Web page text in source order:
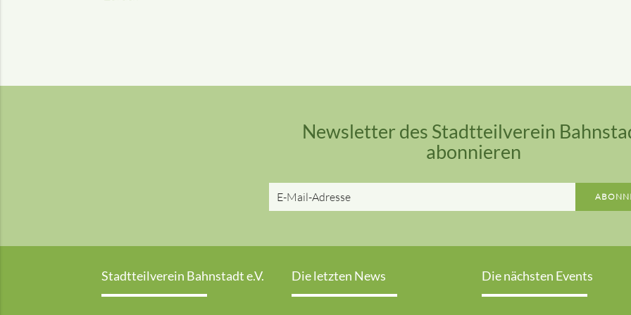
Newsletter des Stadtteilverein
abonnieren
Stadtteilverein Bahnstadt e.V. Die letzten News Die nächsten Events